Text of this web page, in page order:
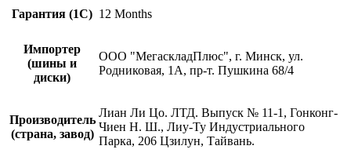
Гарантия (1С) 12 Months
Импортер
(шины и
диски)
ООО "МегаскладПлюс", г. Минск, ул.
Родниковая, 1А, пр-т. Пушкина 68/4
Производитель
(страна, завод)
Лиан Ли Цо. ЛТД. Выпуск № 11-1, Гонконг-
Чиен Н. Ш., Лиу-Ту Индустриального
Парка, 206 Цзилун, Тайвань.